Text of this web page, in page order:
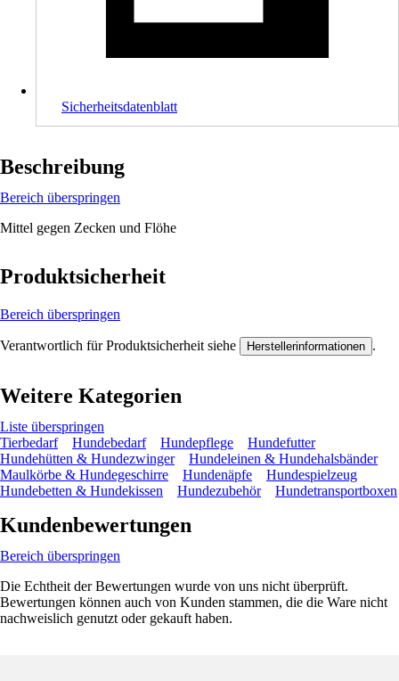
Sicherheitsdatenblatt
Beschreibung
Bereich überspringen
Mittel gegen Zecken und Flöhe
Produktsicherheit
Bereich überspringen
Verantwortlich für Produktsicherheit siehe Herstellerinformationen .
Weitere Kategorien
Liste überspringen
Tierbedarf
Hundebedarf Hundepflege
Hundefutter
Hundehütten & Hundezwinger
Hundeleinen & Hundehalsbänder
Maulkörbe & Hundegeschirre
Hundenäpfe
Hundespielzeug
Hundebetten & Hundekissen
Hundezubehör Hundetransportboxen
Kundenbewertungen
Bereich überspringen
Die Echtheit der Bewertungen wurde von uns nicht überprüft.
Bewertungen können auch von Kunden stammen, die die Ware nicht
nachweislich genutzt oder gekauft haben.